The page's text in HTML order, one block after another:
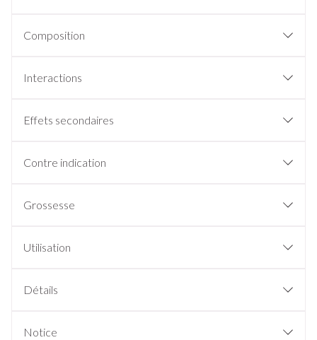
Composition
Interactions
Effets secondaires
Contre indication
Grossesse
Utilisation
Détails
Notice